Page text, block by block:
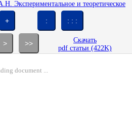
Экспериментальное и теоретическое
в следе за линейным тепловым
СССР. МЖГ. 1978. № 4. С. 39-45.
+ : : : :
> >>
Скачать
pdf статьи (422K)
document ...